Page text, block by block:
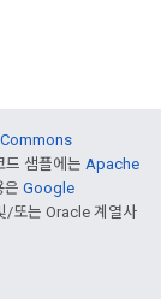
드 샘플에는 Apache
은 Google
/또는 Oracle 계열사